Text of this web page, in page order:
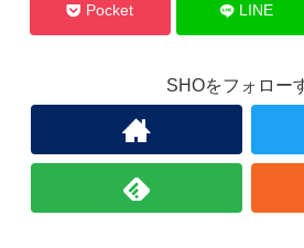
Pocket LINE
SHOをフォロー